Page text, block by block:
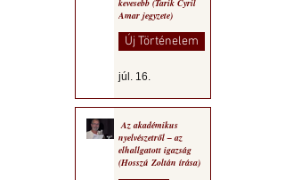
kevesebb (Tarik Cyril
Amar jegyzete)
Új Történelem
júl. 16.
Az akadémikus
nyelvészetről – az
elhallgatott igazság
(Hosszú Zoltán írása)